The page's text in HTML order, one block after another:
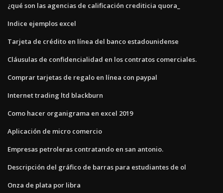
¿qué son las agencias de calificación crediticia quora_
Indice ejemplos excel
Tarjeta de crédito en línea del banco estadounidense
Cláusulas de confidencialidad en los contratos comerciales.
Comprar tarjetas de regalo en línea con paypal
Internet trading ltd blackburn
Como hacer organigrama en excel 2019
Aplicación de micro comercio
Empresas petroleras contratando en san antonio.
Descripción del gráfico de barras para estudiantes de ol
Onza de plata por libra